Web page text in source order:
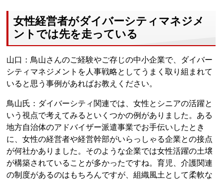
女性経営者がダイバーシティマネジメ
ントでは先を走っている
山口：鳥山さんのご経験やご存じの中小企業で、ダイバー
シティマネジメントを人事戦略としてうまく取り組まれて
いると思う事例があればお教えください。
鳥山氏：ダイバーシティ関連では、女性とシニアの活躍と
いう視点で考えてみるといくつかの例がありました。ある
地方自治体のアドバイザー派遣事業でお手伝いしたとき
に、女性の経営者や経営幹部がいらっしゃる企業との接点
が何社かありました。そのような企業では女性活躍の土壌
が構築されていることが多かったですね。育児、介護関連
の制度があるのはもちろんですが、組織風土として柔軟な